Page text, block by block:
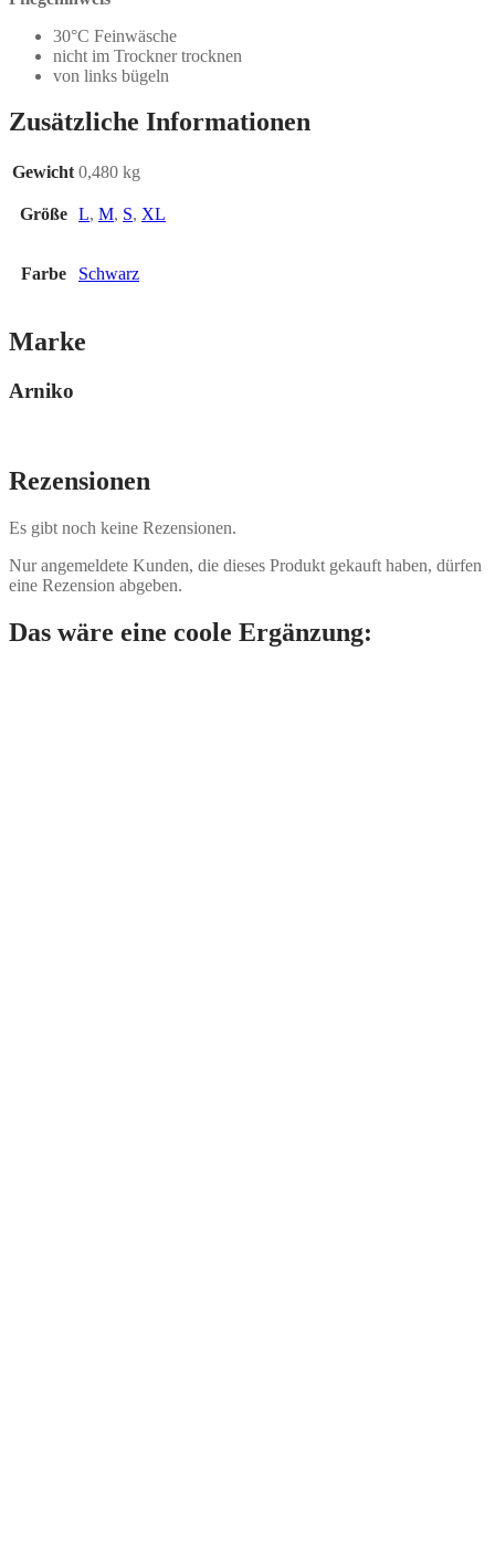
30°C Feinwäsche
nicht im Trockner trocknen
von links bügeln
Zusätzliche Informationen
Gewicht 0,480 kg
Größe L, M, S, XL
Farbe Schwarz
Marke
Arniko
Rezensionen
Es gibt noch keine Rezensionen.
Nur angemeldete Kunden, die dieses Produkt gekauft haben, dürfen
eine Rezension abgeben.
Das wäre eine coole Ergänzung: